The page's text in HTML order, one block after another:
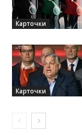
Карточки
Карточки